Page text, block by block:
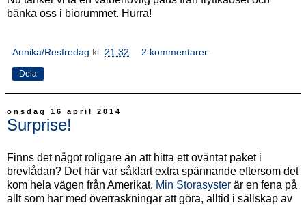
bänka oss i biorummet. Hurra!
Annika/Resfredag kl. 21:32 2 kommentarer:
Dela
onsdag 16 april 2014
Surprise!
Finns det något roligare än att hitta ett oväntat paket i
brevlådan? Det här var såklart extra spännande eftersom det
kom hela vägen från Amerikat. Min Storasyster är en fena på
allt som har med överraskningar att göra, alltid i sällskap av